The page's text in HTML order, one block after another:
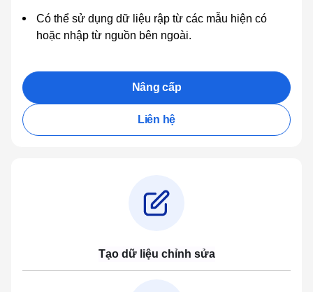
Có thể sử dụng dữ liệu rập từ các mẫu hiện có
hoặc nhập từ nguồn bên ngoài.
Nâng cấp
Liên hệ
Tạo dữ liệu chỉnh sửa